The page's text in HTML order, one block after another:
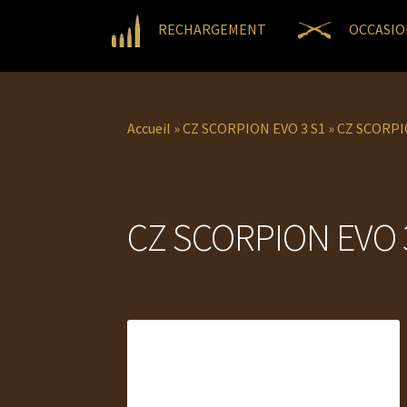
RECHARGEMENT
Accueil »CZ SCORPION EVO 3 S1 »CZ
CZ SCORPION EVO